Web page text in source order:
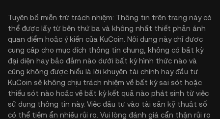
Tuyên bố miễn trừ trách nhiệm: Thông tin trên trang này có
thể được lấy từ bên thứ ba và không nhất thiết phản ánh
quan điểm hoặc ý kiến của KuCoin. Nội dung này chỉ được
cung cấp cho mục đích thông tin chung, không có bất kỳ
đại diện hay bảo đảm nào dưới bất kỳ hình thức nào và
cũng không được hiểu là lời khuyên tài chính hay đầu tư.
KuCoin sẽ không chịu trách nhiệm về bất kỳ sai sót hoặc
thiếu sót nào hoặc về bất kỳ kết quả nào phát sinh từ việc
sử dụng thông tin này. Việc đầu tư vào tài sản kỹ thuật số
có thể tiềm ẩn nhiều rủi ro. Vui lòng đánh giá cẩn thận rủi ro